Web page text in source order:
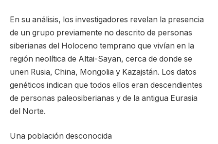
En su análisis, los investigadores revelan la presencia
de un grupo previamente no descrito de personas
siberianas del Holoceno temprano que vivían en la
región neolítica de Altai-Sayan, cerca de donde se
unen Rusia, China, Mongolia y Kazajstán. Los datos
genéticos indican que todos ellos eran descendientes
de personas paleosiberianas y de la antigua Eurasia
del Norte.
Una población desconocida